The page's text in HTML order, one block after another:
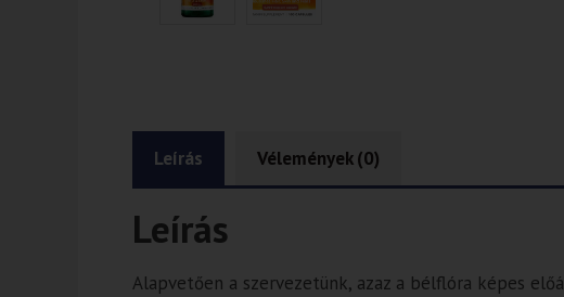
Leírás Vélemények (0)
Leírás
Alapvetően a szervezetünk, azaz a bélflóra képes